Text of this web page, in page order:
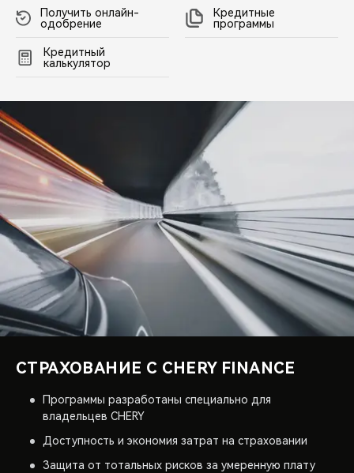
Получить онлайн-
одобрение
Кредитные
программы
Кредитный
калькулятор
СТРАХОВАНИЕ C CHERY FINANCE
Программы разработаны специально для
владельцев CHERY
Доступность и экономия затрат на страховании
Защита от тотальных рисков за умеренную плату